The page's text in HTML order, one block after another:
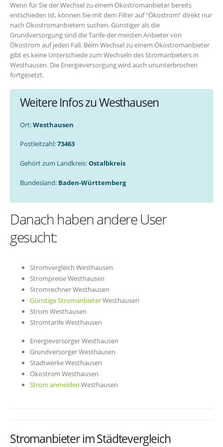
Wenn für Sie der Wechsel zu einem Ökostromanbieter bereits
entschieden ist, können Sie mit dem Filter auf “Ökostrom” direkt nur
nach Ökostromanbietern suchen. Günstiger als die
Grundversorgung sind die Tarife der meisten Anbieter von
Ökostrom auf jeden Fall. Beim Wechsel zu einem Ökostromanbieter
gibt es keine Unterschiede zum Wechseln des Stromanbieters in
Westhausen. Die Energieversorgung wird auch ununterbrochen
fortgesetzt.
Weitere Infos zu Westhausen
Ort:Westhausen
Postleitzahl:73463
Gehört zum Landkreis:Ostalbkreis
Bundesland: Baden-Württemberg
Danach haben andere User
gesucht:
Stromvergleich Westhausen
Strompreise Westhausen
Stromrechner Westhausen
Günstige StromanbieterWesthausen
Strom Westhausen
Stromtarife Westhausen
Energieversorger Westhausen
Grundversorger Westhausen
Stadtwerke Westhausen
Ökostrom Westhausen
Strom anmelden Westhausen
Stromanbieter im Städtevergleich